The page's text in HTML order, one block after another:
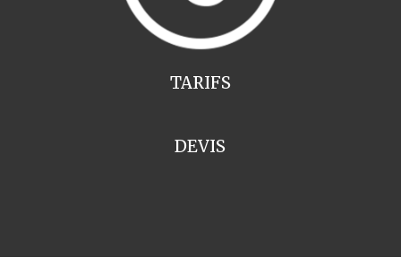
TARIFS
DEVIS